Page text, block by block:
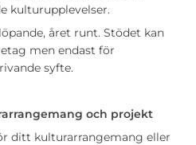
kulturupplevelser.
året runt. Stödet kan
men endast för
syfte.
och projekt
ditt kulturarrangemang eller